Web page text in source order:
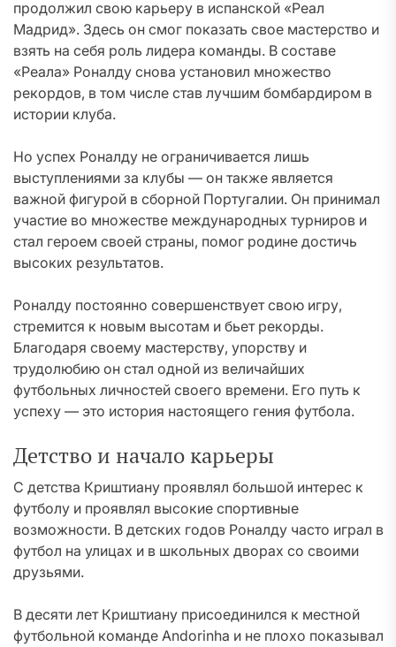
продолжил свою карьеру в испанской «Реал
Мадрид». Здесь он смог показать свое мастерство и
взять на себя роль лидера команды. В составе
«Реала» Роналду снова установил множество
рекордов, в том числе став лучшим бомбардиром в
истории клуба.
Но успех Роналду не ограничивается лишь
выступлениями за клубы — он также является
важной фигурой в сборной Португалии. Он принимал
участие во множестве международных турниров и
стал героем своей страны, помог родине достичь
высоких результатов.
Роналду постоянно совершенствует свою игру,
стремится к новым высотам и бьет рекорды.
Благодаря своему мастерству, упорству и
трудолюбию он стал одной из величайших
футбольных личностей своего времени. Его путь к
успеху — это история настоящего гения футбола.
Детство и начало карьеры
С детства Криштиану проявлял большой интерес к
футболу и проявлял высокие спортивные
возможности. В детских годов Роналду часто играл в
футбол на улицах и в школьных дворах со своими
друзьями.
В десяти лет Криштиану присоединился к местной
футбольной команде Andorinha и не плохо показывал